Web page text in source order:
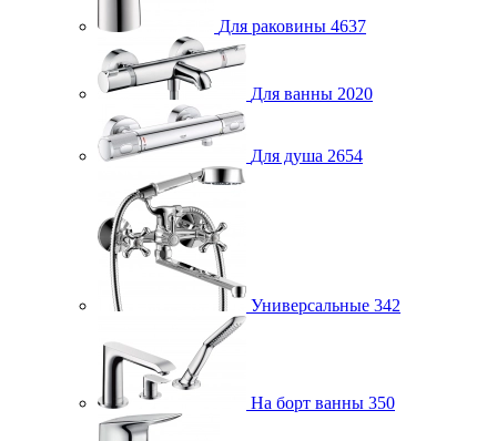
Для раковины 4637
Для ванны 2020
Для душа 2654
Универсальные 342
На борт ванны 350